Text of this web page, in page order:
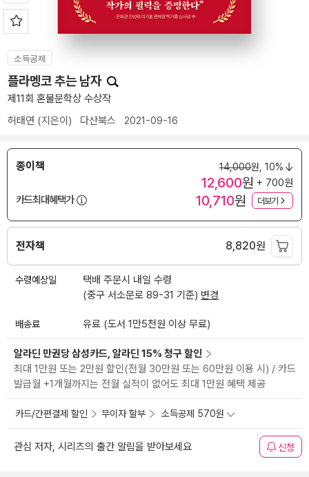
소득공제
플라멩코 추는 남자
제11회 혼불문학상 수상작
허태연 (지은이) 다산북스 2021-09-16
종이책 14,000원, 10%
12,600원 + 700원
카드최대혜택가
10,710원 더보기
전자책 8,820원
수령예상일
택배 주문시 내일 수령
(중구 서소문로 89-31 기준) 변경
배송료 유료 (도서 1만5천원 이상 무료)
알라딘 만권당 삼성카드, 알라딘 15% 청구 할인
최대 1만원 또는 2만원 할인(전월 30만원 또는 60만원 이용 시) / 카드
발급월 +1개월까지는 전월 실적이 없어도 최대 1만원 혜택 제공
카드/간편결제 할인 무이자 할부 소득공제 570원
관심 저자, 시리즈의 출간 알림을 받아보세요 신청